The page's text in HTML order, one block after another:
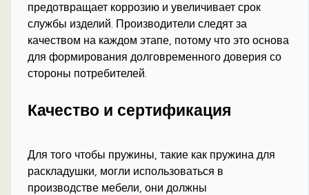
предотвращает коррозию и увеличивает срок
службы изделий. Производители следят за
качеством на каждом этапе, потому что это основа
для формирования долговременного доверия со
стороны потребителей.
Качество и сертификация
Для того чтобы пружины, такие как пружина для
раскладушки, могли использоваться в
производстве мебели, они должны